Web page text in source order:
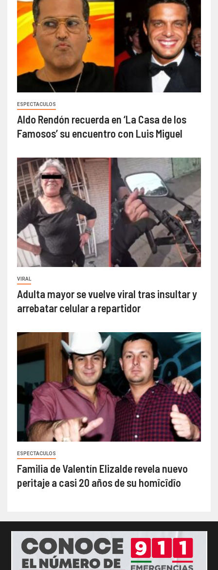
ESPECTACULOS
Aldo Rendón recuerda en ‘La Casa de los
Famosos’ su encuentro con Luis Miguel
VIRAL
Adulta mayor se vuelve viral tras insultar y
arrebatar celular a repartidor
ESPECTACULOS
Familia de Valentín Elizalde revela nuevo
peritaje a casi 20 años de su homîcîdîo